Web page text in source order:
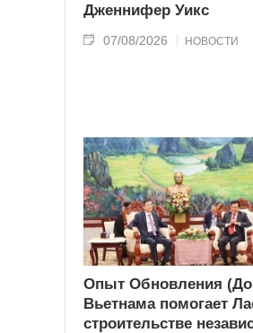
Дженнифер Уикс
07/08/2026 НОВОСТИ
Опыт Обновления
Вьетнама помогает
строительстве